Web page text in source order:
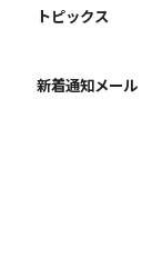
トピックス
新着通知メール